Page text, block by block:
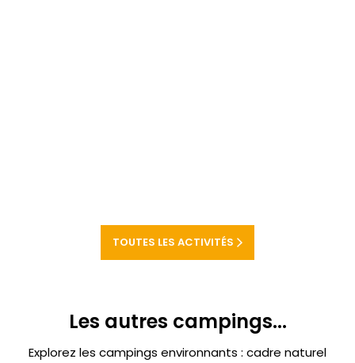
TOUTES LES ACTIVITÉS
Les autres campings...
Explorez les campings environnants : cadre naturel